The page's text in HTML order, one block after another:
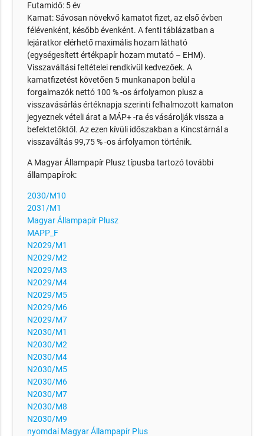
Futamidő: 5 év
Kamat: Sávosan növekvő kamatot fizet, az első évben
félévenként, később évenként. A fenti táblázatban a
lejáratkor elérhető maximális hozam látható
(egységesített értékpapír hozam mutató – EHM).
Visszaváltási feltételei rendkívül kedvezőek. A
kamatfizetést követően 5 munkanapon belül a
forgalmazók nettó 100 % -os árfolyamon plusz a
visszavásárlás értéknapja szerinti felhalmozott kamaton
jegyeznek vételi árat a MÁP+ -ra és vásárolják vissza a
befektetőktől. Az ezen kívüli időszakban a Kincstárnál a
visszaváltás 99,75 % -os árfolyamon történik.
A Magyar Állampapír Plusz típusba tartozó további
állampapírok:
2030/M10
2031/M1
Magyar Állampapír Plusz
MAPP_F
N2029/M1
N2029/M2
N2029/M3
N2029/M4
N2029/M5
N2029/M6
N2029/M7
N2030/M1
N2030/M2
N2030/M4
N2030/M5
N2030/M6
N2030/M7
N2030/M8
N2030/M9
nyomdai Magyar Állampapír Plus